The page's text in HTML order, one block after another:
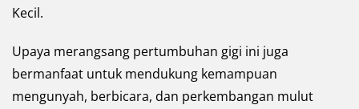
Kecil.
Upaya merangsang pertumbuhan gigi ini juga
bermanfaat untuk mendukung kemampuan
mengunyah, berbicara, dan perkembangan mulut